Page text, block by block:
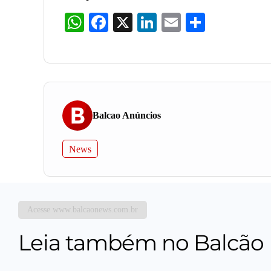
WhatsAppFacebook LinkedInEmail
Balcao Anúncios
News
Acesse www.balcaonews.com.br
Leia também no Balcão